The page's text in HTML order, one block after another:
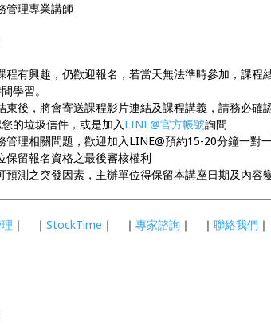
管理專業講師
程有興趣，仍歡迎報名，若當天無法準時參加，課程
學習。
束後，將會寄送課程影片連結及課程講義，請務必確
的垃圾信件，或是加入LINE@官方帳號詢問
管理相關問題，歡迎加入LINE@預約15-20分鐘一對
保留報名資格之最後審核權利
預測之突發因素，主辦單位得保留本講座日期及內容
｜ ｜ StockTime ｜ ｜ 專家諮詢 ｜ ｜ 聯絡我們 ｜